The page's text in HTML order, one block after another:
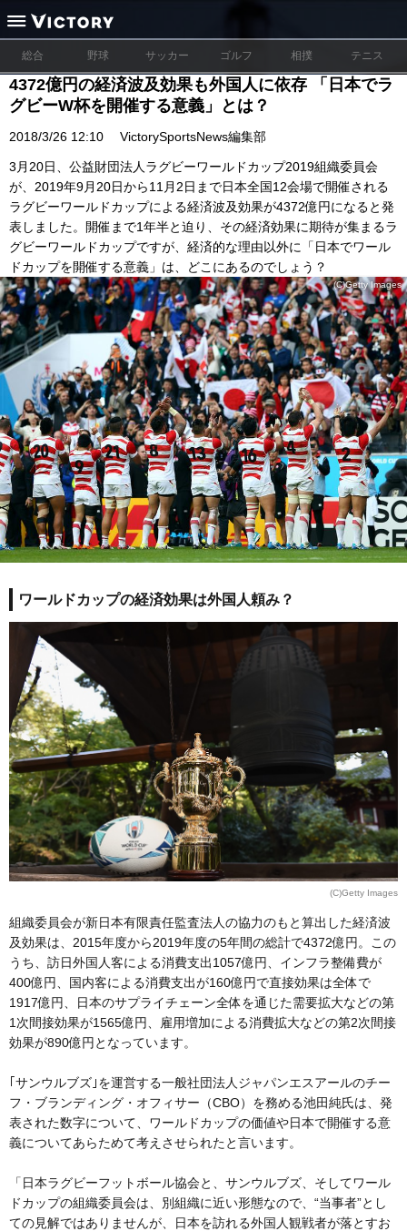
総合 野球 サッカー ゴルフ 相撲 テニス
4372億円の経済波及効果も外国人に依存 「日本でラ
グビーW杯を開催する意義」とは？
2018/3/26 12:10 VictorySportsNews編集部
3月20日、公益財団法人ラグビーワールドカップ2019組織委員会
が、2019年9月20日から11月2日まで日本全国12会場で開催される
ラグビーワールドカップによる経済波及効果が4372億円になると発
表しました。開催まで1年半と迫り、その経済効果に期待が集まるラ
グビーワールドカップですが、経済的な理由以外に「日本でワール
ドカップを開催する意義」は、どこにあるのでしょう？
(C)Getty Images
ワールドカップの経済効果は外国人頼み？
(C)Getty Images
組織委員会が新日本有限責任監査法人の協力のもと算出した経済波
及効果は、2015年度から2019年度の5年間の総計で4372億円。この
うち、訪日外国人客による消費支出1057億円、インフラ整備費が
400億円、国内客による消費支出が160億円で直接効果は全体で
1917億円、日本のサプライチェーン全体を通じた需要拡大などの第
1次間接効果が1565億円、雇用増加による消費拡大などの第2次間接
効果が890億円となっています。
｢サンウルブズ｣を運営する一般社団法人ジャパンエスアールのチー
フ・ブランディング・オフィサー（CBO）を務める池田純氏は、発
表された数字について、ワールドカップの価値や日本で開催する意
義についてあらためて考えさせられたと言います。
「日本ラグビーフットボール協会と、サンウルブズ、そしてワール
ドカップの組織委員会は、別組織に近い形態なので、“当事者”とし
ての見解ではありませんが、日本を訪れる外国人観戦者が落とすお